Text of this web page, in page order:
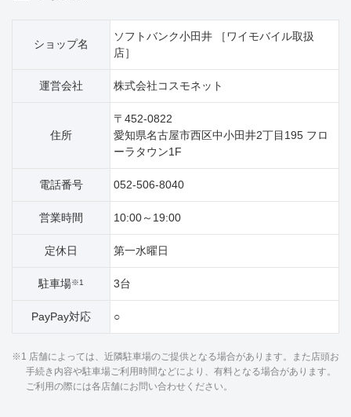
ショップ名
ソフトバンク小田井 ［ワイモバイル取扱
店］
運営会社 株式会社コスモネット
住所
〒452-0822
愛知県名古屋市西区中小田井2丁目195 フロ
ーラタウン1F
電話番号 052-506-8040
営業時間 10:00～19:00
定休日 第一水曜日
駐車場※1 3台
PayPay対応 ○
※1 店舗によっては、近隣駐車場のご提供となる場合があります。また店頭お
手続き内容や駐車場ご利用時間などにより、有料となる場合があります。
ご利用の際には各店舗にお問い合わせください。